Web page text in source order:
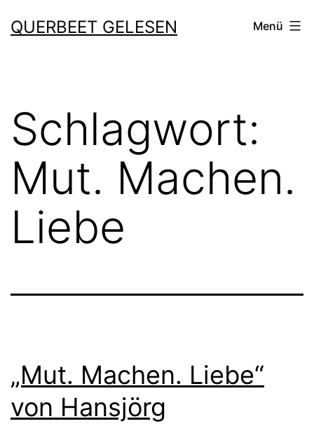
Inhalt
QUERBEET GELESEN Menü
Schlagwort:
Mut. Machen.
Liebe
„Mut. Machen. Liebe“
von Hansjörg